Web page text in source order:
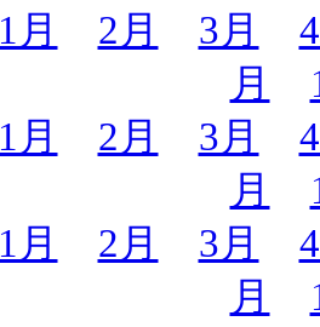
1月 2月 3月
月
1月 2月 3月
月
1月 2月 3月
月